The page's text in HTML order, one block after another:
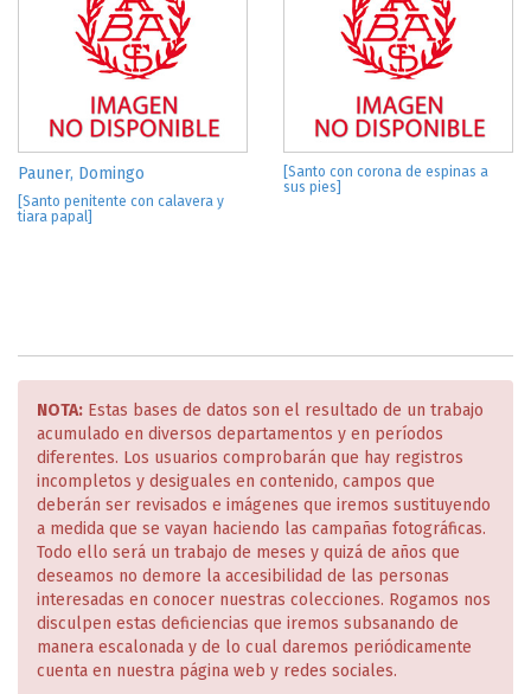
Pauner, Domingo
[Santo penitente con calavera y
tiara papal]
[Santo con corona de espinas a
sus pies]
NOTA: Estas bases de datos son el resultado de un trabajo
acumulado en diversos departamentos y en períodos
diferentes. Los usuarios comprobarán que hay registros
incompletos y desiguales en contenido, campos que
deberán ser revisados e imágenes que iremos sustituyendo
a medida que se vayan haciendo las campañas fotográficas.
Todo ello será un trabajo de meses y quizá de años que
deseamos no demore la accesibilidad de las personas
interesadas en conocer nuestras colecciones. Rogamos nos
disculpen estas deficiencias que iremos subsanando de
manera escalonada y de lo cual daremos periódicamente
cuenta en nuestra página web y redes sociales.